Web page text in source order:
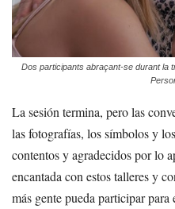
Dos participants abraçant-se durant la
La sesión termina, pero las
las fotografías, los símbolos y
contentos y agradecidos por lo
encantada con estos talleres y
más gente pueda participar